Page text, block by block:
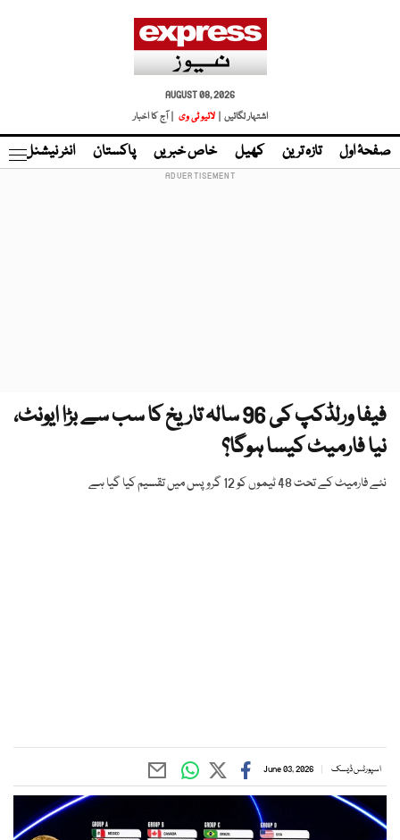
AUGUST 08, 2026
اشتہار لگائیں |
لائیو ٹی وی | آج کا اخبار
صفحۂ اول تازہ ترین کھیل خاص خبریں پاکستان انٹر نیشنل
فیفا ورلڈکپ کی 96 سالہ تاریخ کا سب سے بڑا ایونٹ،
نیا فارمیٹ کیسا ہوگا؟
نئے فارمیٹ کے تحت 48 ٹیموں کو 12 گروپس میں تقسیم کیا گیا ہے
اسپورٹس ڈیسک June 03, 2026